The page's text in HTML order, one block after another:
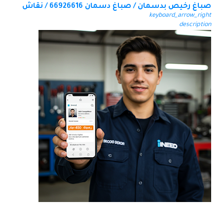
صباغ رخيص بدسمان / صباغ دسمان 66926616 / نقاش
keyboard_arrow_right
description